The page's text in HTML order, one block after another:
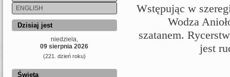
ENGLISH
Dzisiaj jest
niedziela,
09 sierpnia 2026
(221. dzień roku)
Święta
Wstępując w
Wodza
szatanem.
jest